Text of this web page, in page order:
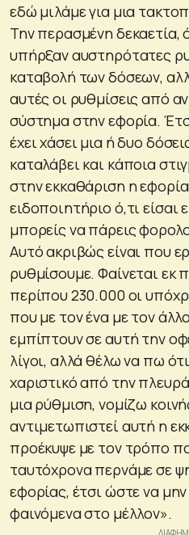
εδώ μιλάμε για μια
Την περασμένη δεκαετία,
υπήρξαν αυστηρότατες
καταβολή των δόσεων,
αυτές οι ρυθμίσεις από
σύστημα στην εφορία.
έχει χάσει μια ή δυο
καταλάβει και κάποια
στην εκκαθάριση η
ειδοποιητήριο ό,τι είσαι
μπορείς να πάρεις
Αυτό ακριβώς είναι που
ρυθμίσουμε. Φαίνεται εκ
περίπου 230.000 οι
που με τον ένα με τον
εμπίπτουν σε αυτή την
λίγοι, αλλά θέλω να πω ότι
χαριστικό από την
μια ρύθμιση, νομίζω
αντιμετωπιστεί αυτή η
προέκυψε με τον τρόπο
ταυτόχρονα περνάμε σε
εφορίας, έτσι ώστε να
φαινόμενα στο μέλλον».